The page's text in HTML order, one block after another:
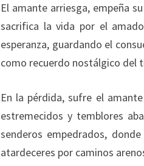
El amante arriesga, empeña
sacrifica la vida por el
esperanza, guardando el
como recuerdo nostálgico del
En la pérdida, sufre el
estremecidos y temblores
senderos empedrados,
atardeceres por caminos